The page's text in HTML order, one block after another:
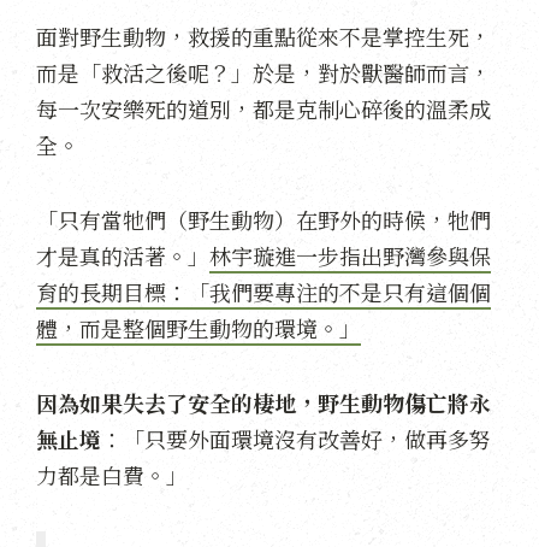
面對野生動物，救援的重點從來不是掌控生死，
而是「救活之後呢？」於是，對於獸醫師而言，
每一次安樂死的道別，都是克制心碎後的溫柔成
全。
「只有當牠們（野生動物）在野外的時候，牠們
才是真的活著。」 林宇璇進一步指出野灣參與保
育的長期目標：「我們要專注的不是只有這個個
體，而是整個野生動物的環境。」
因為如果失去了安全的棲地，野生動物傷亡將永
無止境 ：「只要外面環境沒有改善好，做再多努
力都是白費。」